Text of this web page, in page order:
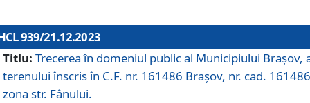
939/21.12.2023
Titlu: Trecerea în domeniul public al Municipiului Braşov,
terenului înscris în C.F. nr. 161486 Brașov, nr. cad.
zona str. Fânului.